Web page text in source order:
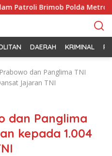
Polda Metro Jaya
DAERAH KRIMINAL
dan Panglima TNI
Jajaran TNI
dan Panglima
kepada 1.004